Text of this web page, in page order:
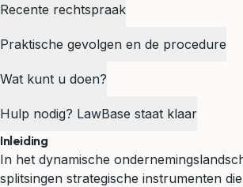
Recente rechtspraak
Praktische gevolgen en de procedure
Wat kunt u doen?
Hulp nodig? LawBase staat klaar
Inleiding
In het dynamische
splitsingen strategische instrumenten die